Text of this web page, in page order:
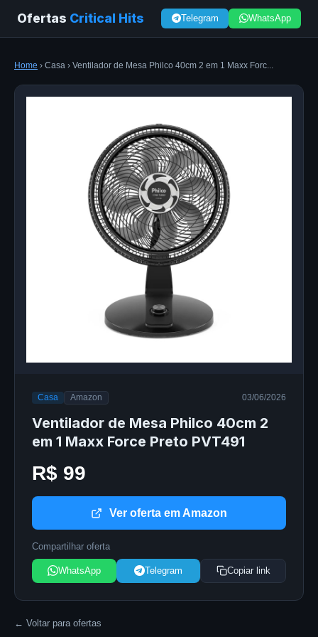
Ofertas Critical Hits Telegram WhatsApp
Home › Casa › Ventilador de Mesa Philco 40cm 2 em 1 Maxx Forc...
Casa Amazon 03/06/2026
Ventilador de Mesa Philco 40cm 2
em 1 Maxx Force Preto PVT491
R$ 99
Ver oferta em Amazon
Compartilhar oferta
WhatsApp Telegram Copiar link
← Voltar para ofertas